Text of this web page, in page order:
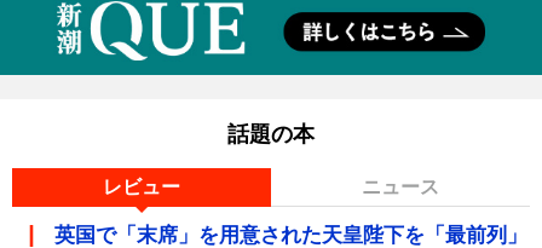
話題の本
レビュー ニュース
英国で「末席」を用意された天皇陛下を「最前列」